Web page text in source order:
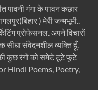
पावनी गंगा के पावन कछार
) मेरी जन्मभूमी..
प्रोफेसनल. अपने विचारों
सीधा संवेदनशील व्यक्ति हूँ.
कुछ रंगों को समेटे टूटे फूटे
Hindi Poems, Poetry,